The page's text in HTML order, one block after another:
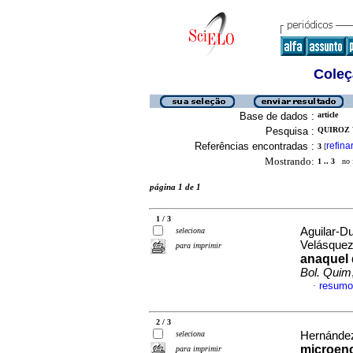
Base de dados : article
Pesquisa : QUIROZ
Referências encontradas : 3 [refinar
Mostrando: 1 .. 3 no
página 1 de 1
1 / 3
seleciona
para imprimir
Aguilar-
anaquel
Bol. Quim
·
2 / 3
seleciona
para imprimir